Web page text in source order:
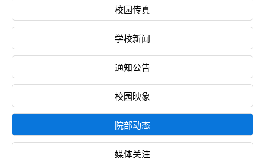
校园传真
学校新闻
通知公告
校园映象
院部动态
媒体关注